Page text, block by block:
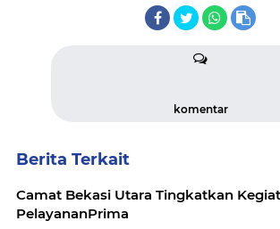
komentar
Berita Terkait
Camat Bekasi Utara Tingkatkan
PelayananPrima